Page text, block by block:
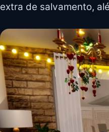
extra de salvamento,